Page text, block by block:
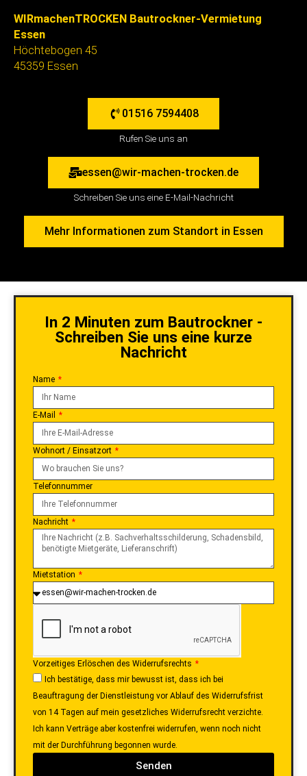
WIRmachenTROCKEN Bautrockner-Vermietung
Essen
Höchtebogen 45
45359 Essen
01516 7594408
Rufen Sie uns an
essen@wir-machen-trocken.de
Schreiben Sie uns eine E-Mail-Nachricht
Mehr Informationen zum Standort in Essen
In 2 Minuten zum Bautrockner -
Schreiben Sie uns eine kurze
Nachricht
Name
E-Mail
Wohnort / Einsatzort
Telefonnummer
Nachricht
Mietstation
Vorzeitiges Erlöschen des Widerrufsrechts
Ich bestätige, dass mir bewusst ist, dass ich bei
Beauftragung der Dienstleistung vor Ablauf des Widerrufsfrist
von 14 Tagen auf mein gesetzliches Widerrufsrecht verzichte.
Ich kann Verträge aber kostenfrei widerrufen, wenn noch nicht
mit der Durchführung begonnen wurde.
Senden